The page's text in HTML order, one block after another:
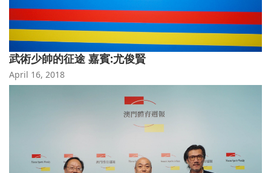
武術少帥的征途 嘉賓:尤俊賢
April 16, 2018